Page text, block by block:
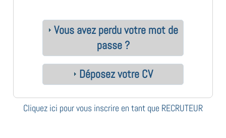
Vous avez perdu votre mot de
passe ?
Déposez votre CV
Cliquez ici pour vous inscrire en tant que RECRUTEUR